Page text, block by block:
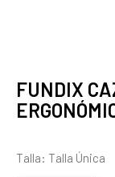
FUNDIX
Talla: Talla Única